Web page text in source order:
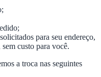
para seu endereço,
custo para você.
a troca nas seguintes